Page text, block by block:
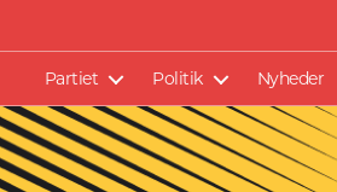
Partiet Politik Nyheder